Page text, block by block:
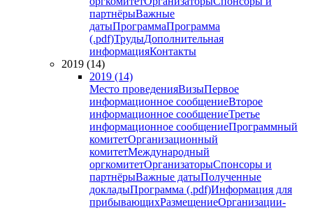
партнёрыВажные
датыПрограммаПрограмма
(.pdf)ТрудыДополнительная
информацияКонтакты
2019 (14)
2019 (14)
Место проведенияВизыПервое
информационное сообщениеВторое
информационное сообщениеТретье
информационное сообщениеПрограммный
комитетОрганизационный
комитетМеждународный
оргкомитетОрганизаторыСпонсоры и
партнёрыВажные датыПолученные
докладыПрограмма (.pdf)Информация для
прибывающихРазмещениеОрганизации-